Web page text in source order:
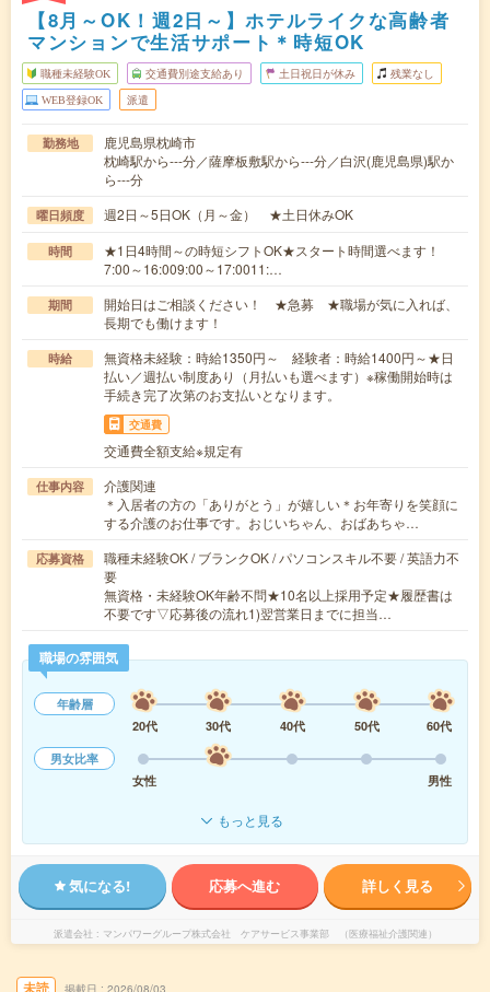
【8月～OK！週2日～】ホテルライクな高齢者
マンションで生活サポート＊時短OK
職種未経験OK 交通費別途支給あり 土日祝日が休み 残業なし
WEB登録OK 派遣
勤務地
鹿児島県枕崎市
枕崎駅から---分／薩摩板敷駅から---分／白沢(鹿児島県)駅か
ら---分
曜日頻度 週2日～5日OK（月～金） ★土日休みOK
時間
★1日4時間～の時短シフトOK★スタート時間選べます！
7:00～16:009:00～17:0011:…
期間
開始日はご相談ください！ ★急募 ★職場が気に入れば、
長期でも働けます！
時給
無資格未経験：時給1350円～ 経験者：時給1400円～★日
払い／週払い制度あり（月払いも選べます）※稼働開始時は
手続き完了次第のお支払いとなります。
交通費
交通費全額支給※規定有
仕事内容
介護関連
＊入居者の方の「ありがとう」が嬉しい＊お年寄りを笑顔に
する介護のお仕事です。おじいちゃん、おばあちゃ…
応募資格
職種未経験OK / ブランクOK / パソコンスキル不要 / 英語力不
要
無資格・未経験OK年齢不問★10名以上採用予定★履歴書は
不要です▽応募後の流れ1)翌営業日までに担当…
職場の雰囲気
年齢層
20代
30代 40代 50代
60代
男女比率
女性
男性
もっと見る
気になる! 応募へ進む 詳しく見る
派遣会社 マンパワーグループ株式会社 ケアサービス事業部 （医療福祉介護関連）
未読 掲載日 2026/08/03